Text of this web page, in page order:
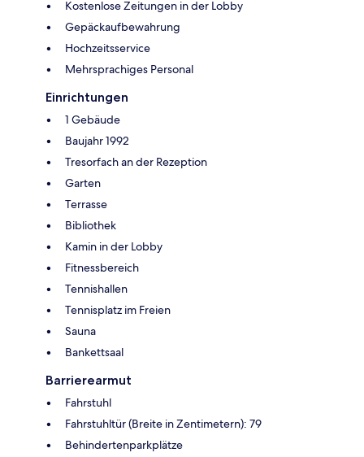
Kostenlose Zeitungen in der Lobby
Gepäckaufbewahrung
Hochzeitsservice
Mehrsprachiges Personal
Einrichtungen
1 Gebäude
Baujahr 1992
Tresorfach an der Rezeption
Garten
Terrasse
Bibliothek
Kamin in der Lobby
Fitnessbereich
Tennishallen
Tennisplatz im Freien
Sauna
Bankettsaal
Barrierearmut
Fahrstuhl
Fahrstuhltür (Breite in Zentimetern): 79
Behindertenparkplätze